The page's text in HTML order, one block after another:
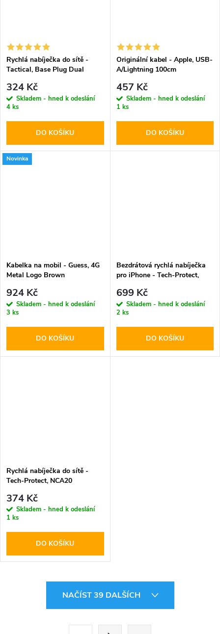
Rychlá nabíječka do sítě -
Tactical, Base Plug Dual
324 Kč
Skladem - hned k odeslání
4 ks
DO KOŠÍKU
Originální kabel - Apple, USB-
A/Lightning 100cm
457 Kč
Skladem - hned k odeslání
1 ks
DO KOŠÍKU
Novinka
Kabelka na mobil - Guess, 4G
Metal Logo Brown
924 Kč
Skladem - hned k odeslání
3 ks
DO KOŠÍKU
Bezdrátová rychlá nabíječka
pro iPhone - Tech-Protect,
Wireless Charger Black
699 Kč
Skladem - hned k odeslání
2 ks
DO KOŠÍKU
Rychlá nabíječka do sítě -
Tech-Protect, NCA20
kabel
374 Kč
Skladem - hned k odeslání
1 ks
DO KOŠÍKU
NAČÍST 39 DALŠÍCH